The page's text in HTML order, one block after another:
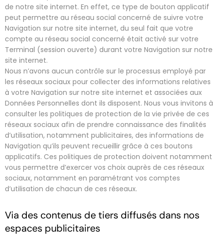
de notre site internet. En effet, ce type de bouton applicatif
peut permettre au réseau social concerné de suivre votre
Navigation sur notre site internet, du seul fait que votre
compte au réseau social concerné était activé sur votre
Terminal (session ouverte) durant votre Navigation sur notre
site internet.
Nous n’avons aucun contrôle sur le processus employé par
les réseaux sociaux pour collecter des informations relatives
à votre Navigation sur notre site internet et associées aux
Données Personnelles dont ils disposent. Nous vous invitons à
consulter les politiques de protection de la vie privée de ces
réseaux sociaux afin de prendre connaissance des finalités
d’utilisation, notamment publicitaires, des informations de
Navigation qu’ils peuvent recueillir grâce à ces boutons
applicatifs. Ces politiques de protection doivent notamment
vous permettre d’exercer vos choix auprès de ces réseaux
sociaux, notamment en paramétrant vos comptes
d’utilisation de chacun de ces réseaux.
Via des contenus de tiers diffusés dans nos
espaces publicitaires